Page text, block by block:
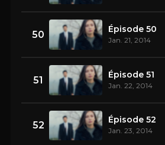
50 Épisode 50
Jan. 21, 2014
51 Épisode 51
Jan. 22, 2014
52 Épisode 52
Jan. 23, 2014